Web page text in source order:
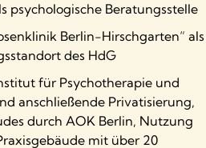
psychologische Beratungsstelle
Berlin-Hirschgarten“ als
des HdG
für Psychotherapie und
anschließende Privatisierung,
durch AOK Berlin, Nutzung
mit über 20